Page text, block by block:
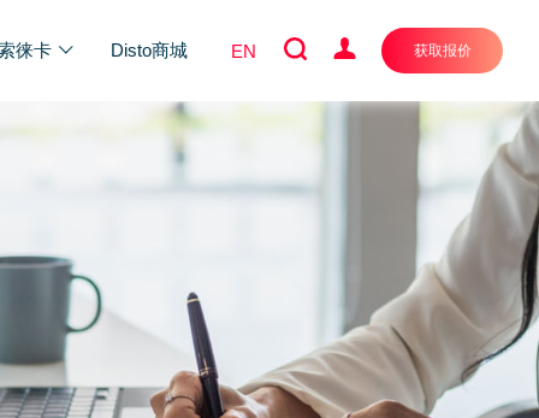
徕卡 Disto商城 EN 获取报价